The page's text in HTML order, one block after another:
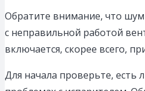
Обратите внимание, что
с неправильной работой
включается, скорее всего,
Для начала проверьте, есть